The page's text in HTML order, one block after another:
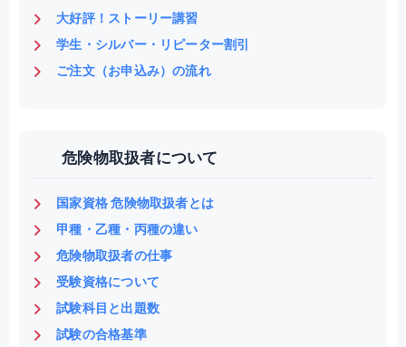
大好評！ストーリー講習
学生・シルバー・リピーター割引
ご注文（お申込み）の流れ
危険物取扱者について
国家資格 危険物取扱者とは
甲種・乙種・丙種の違い
危険物取扱者の仕事
受験資格について
試験科目と出題数
試験の合格基準